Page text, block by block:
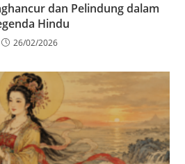
dan Pelindung dalam
Hindu
26/02/2026